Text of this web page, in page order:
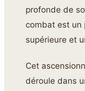
profonde de
combat est un
supérieure et
Cet
déroule dans